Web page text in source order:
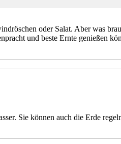
oder Salat. Aber was
und beste Ernte genießen
Sie können auch die Erde